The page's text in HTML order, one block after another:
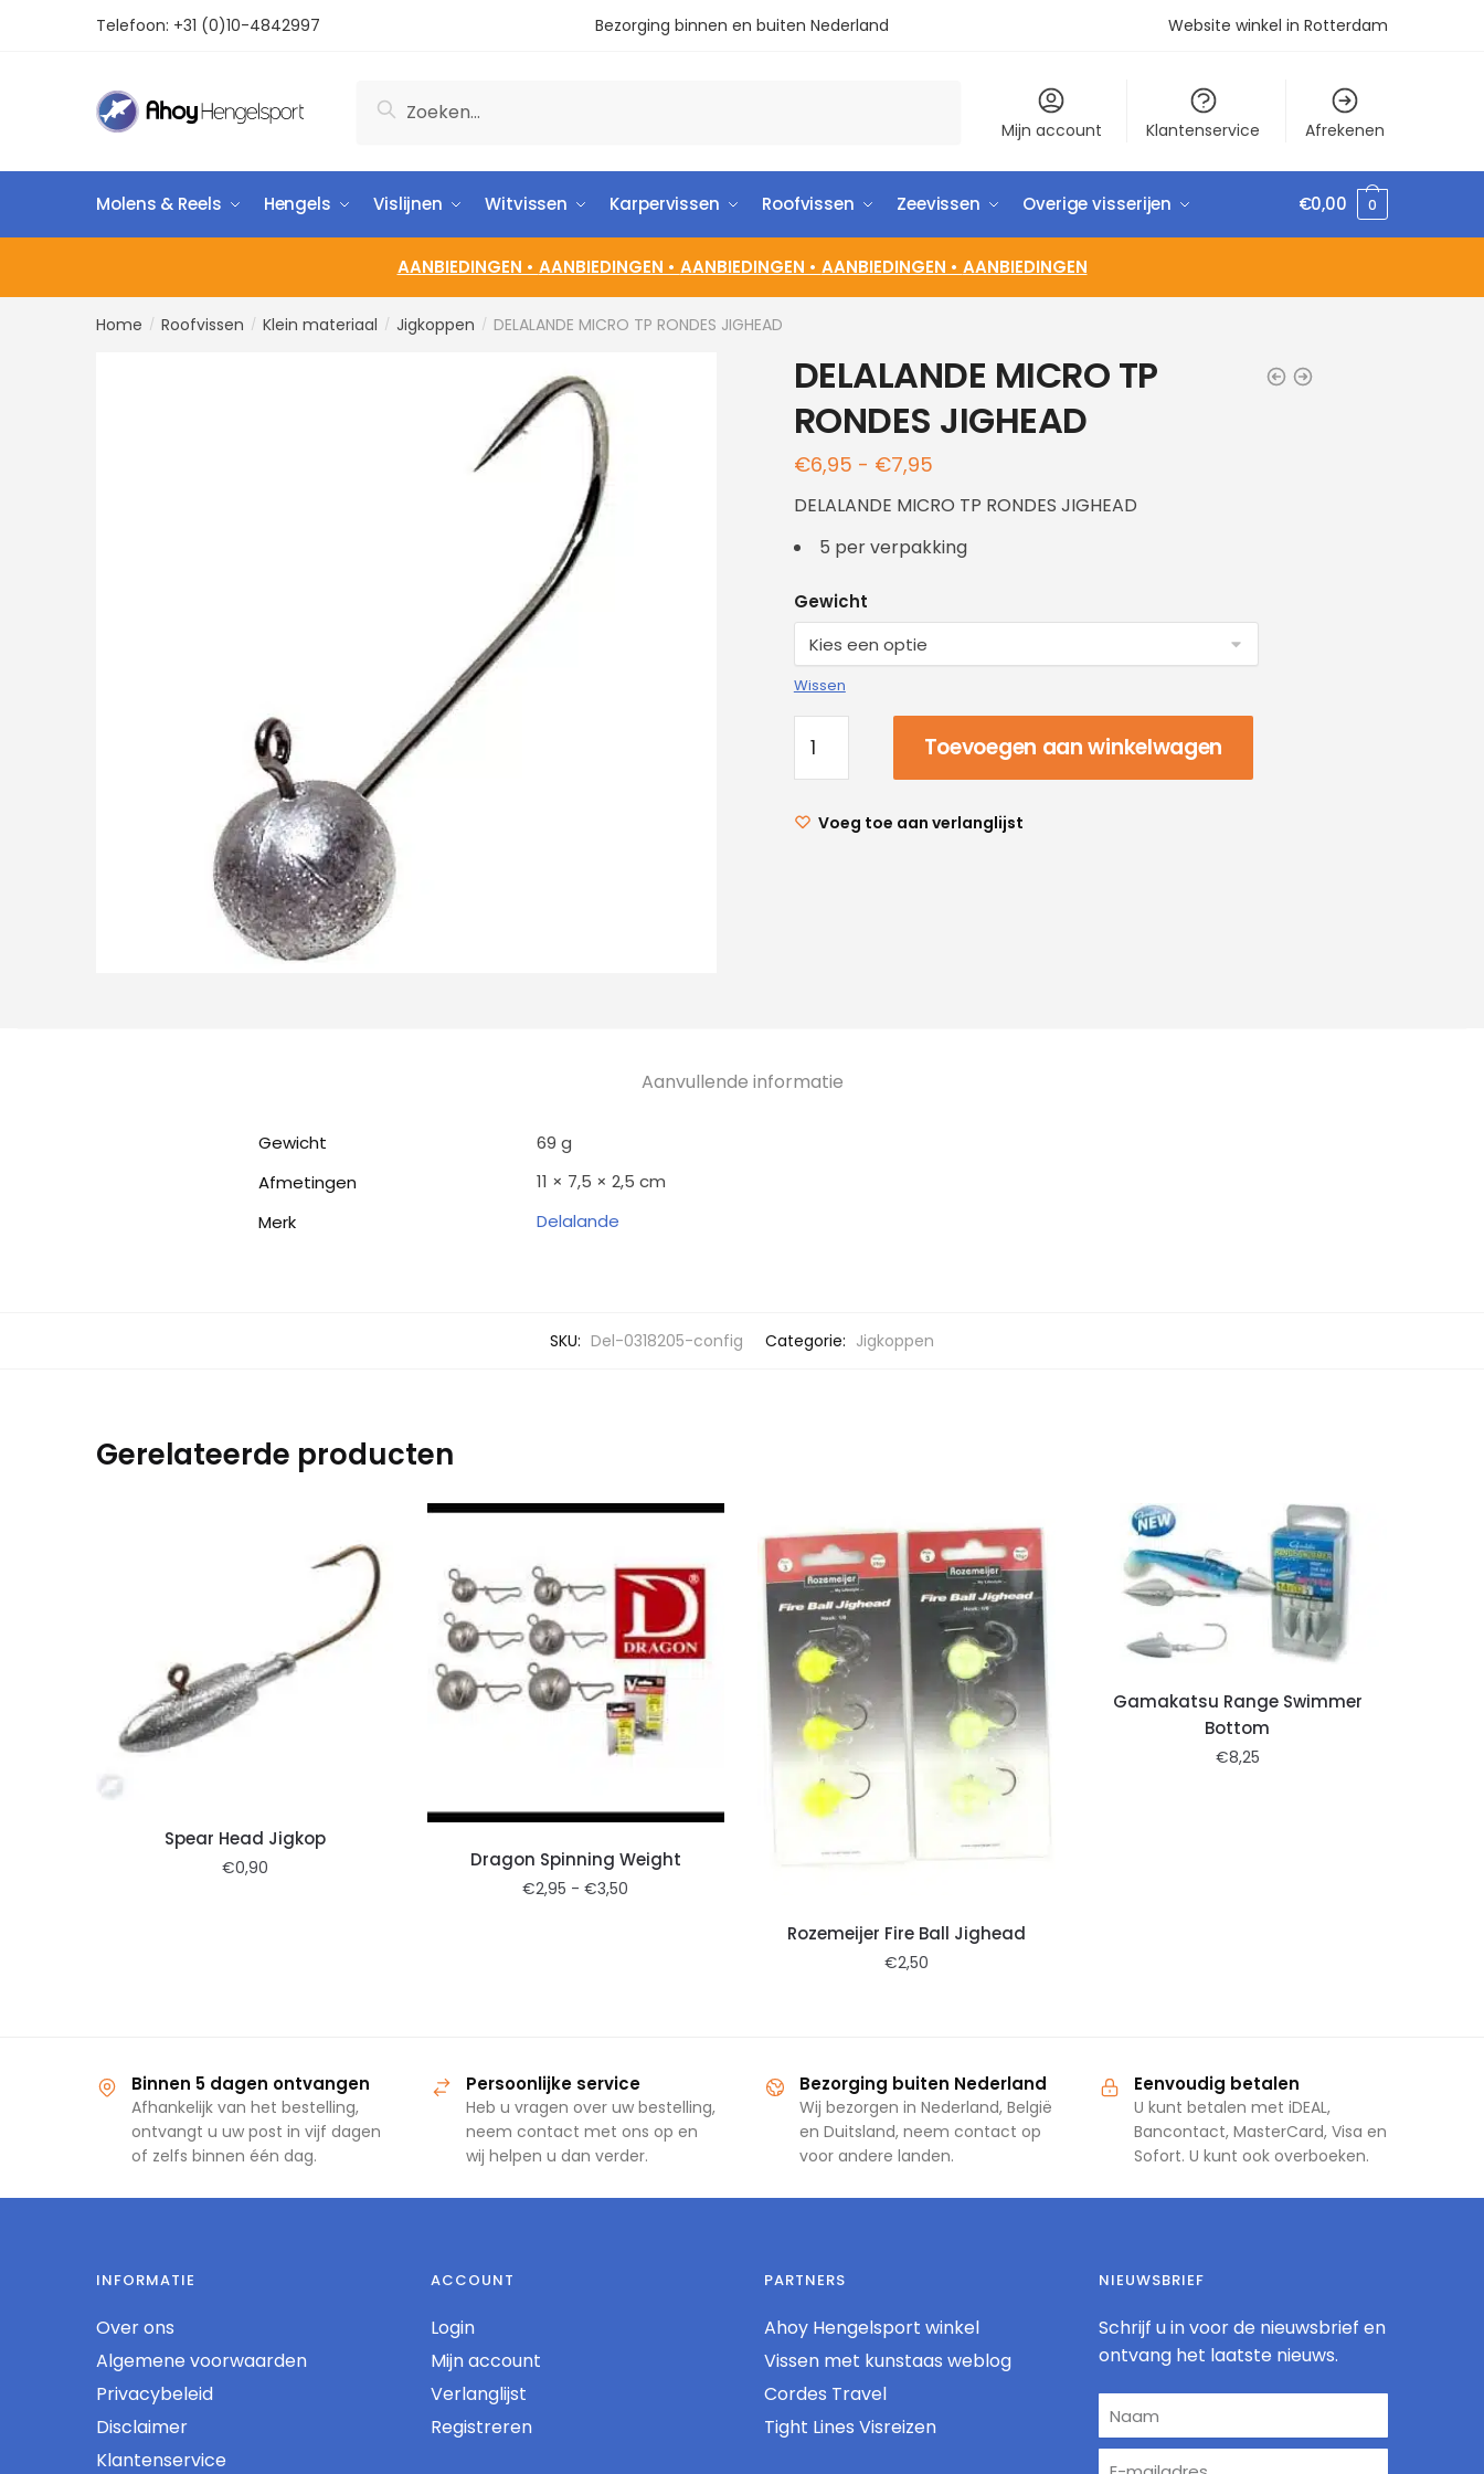
Telefoon: +31 (0)10-4842997 Bezorging binnen en buiten Nederland Website winkel in Rotterdam
Zoeken
Mijn account Klantenservice Afrekenen
Molens & Reels Hengels Vislijnen Witvissen Karpervissen Roofvissen Zeevissen Overige visserijen €0,00 0
AANBIEDINGEN • AANBIEDINGEN • AANBIEDINGEN • AANBIEDINGEN • AANBIEDINGEN
Home / Roofvissen / Klein materiaal / Jigkoppen / DELALANDE MICRO TP RONDES JIGHEAD
DELALANDE MICRO TP
RONDES JIGHEAD
€6,95 - €7,95
DELALANDE MICRO TP RONDES JIGHEAD
5 per verpakking
Gewicht
Wissen
Toevoegen aan winkelwagen
Voeg toe aan verlanglijst
Aanvullende informatie
Gewicht
69 g
Afmetingen
11 × 7,5 × 2,5 cm
Merk
Delalande
SKU: Del-0318205-config Categorie: Jigkoppen
Gerelateerde producten
Spear Head Jigkop
€0,90 Dragon Spinning Weight
€2,95 - €3,50
Rozemeijer Fire Ball Jighead
€2,50
Gamakatsu Range Swimmer
Bottom
€8,25
Binnen 5 dagen ontvangen
Afhankelijk van het bestelling,
ontvangt u uw post in vijf dagen
of zelfs binnen één dag.
Persoonlijke service
Heb u vragen over uw bestelling,
neem contact met ons op en
wij helpen u dan verder.
Bezorging buiten Nederland
Wij bezorgen in Nederland, België
en Duitsland, neem contact op
voor andere landen.
Eenvoudig betalen
U kunt betalen met iDEAL,
Bancontact, MasterCard, Visa en
Sofort. U kunt ook overboeken.
INFORMATIE
Over ons
Algemene voorwaarden
Privacybeleid
Disclaimer
Klantenservice
ACCOUNT
Login
Mijn account
Verlanglijst
Registreren
PARTNERS
Ahoy Hengelsport winkel
Vissen met kunstaas weblog
Cordes Travel
Tight Lines Visreizen
NIEUWSBRIEF
Schrijf u in voor de nieuwsbrief en
ontvang het laatste nieuws.